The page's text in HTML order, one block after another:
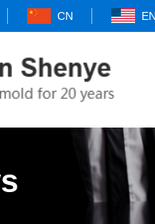
CN